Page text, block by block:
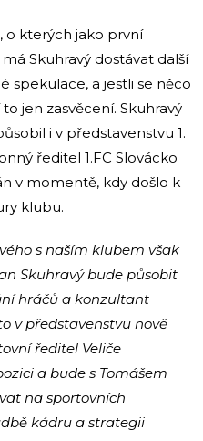
o kterých jako první
Skuhravý dostávat další
spekulace, a jestli se něco
jen zasvěcení. Skuhravý
i v představenstvu 1.
ředitel 1.FC Slovácko
v momentě, kdy došlo k
klubu.
s naším klubem však
Skuhravý bude působit
hráčů a konzultant
v představenstvu nově
ředitel Veliče
a bude s Tomášem
na sportovních
kádru a strategii